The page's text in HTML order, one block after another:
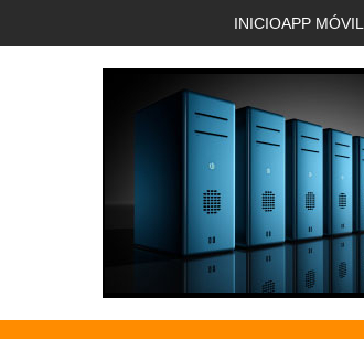
INICIOAPP MÓVIL